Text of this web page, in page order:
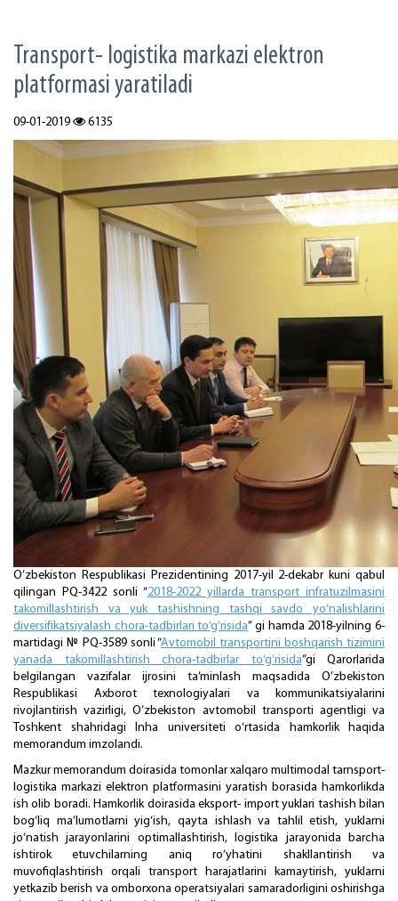
Transport- logistika markazi elektron
platformasi yaratiladi
09-01-2019 6135
O’zbekiston Respublikasi Prezidentining 2017-yil 2-dekabr kuni qabul
qilingan PQ-3422 sonli “2018-2022 yillarda transport infratuzilmasini
takomillashtirish va yuk tashishning tashqi savdo yo‘nalishlarini
diversifikatsiyalash chora-tadbirlari to‘g‘risida” gi hamda 2018-yilning 6-
martidagi № PQ-3589 sonli “Avtomobil transportini boshqarish tizimini
yanada takomillashtirish chora-tadbirlar to‘g‘risida”gi Qarorlarida
belgilangan vazifalar ijrosini ta’minlash maqsadida O’zbekiston
Respublikasi Axborot texnologiyalari va kommunikatsiyalarini
rivojlantirish vazirligi, O’zbekiston avtomobil transporti agentligi va
Toshkent shahridagi Inha universiteti o‘rtasida hamkorlik haqida
memorandum imzolandi.
Mazkur memorandum doirasida tomonlar xalqaro multimodal tarnsport-
logistika markazi elektron platformasini yaratish borasida hamkorlikda
ish olib boradi. Hamkorlik doirasida eksport- import yuklari tashish bilan
bog‘liq ma’lumotlarni yig‘ish, qayta ishlash va tahlil etish, yuklarni
jo‘natish jarayonlarini optimallashtirish, logistika jarayonida barcha
ishtirok etuvchilarning aniq ro‘yhatini shakllantirish va
muvofiqlashtirish orqali transport harajatlarini kamaytirish, yuklarni
yetkazib berish va omborxona operatsiyalari samaradorligini oshirishga